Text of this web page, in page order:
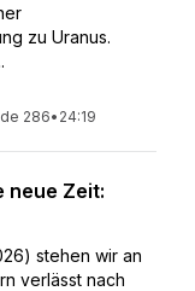
zu Uranus.
286• 24:19
neue Zeit:
stehen wir an
verlässt nach